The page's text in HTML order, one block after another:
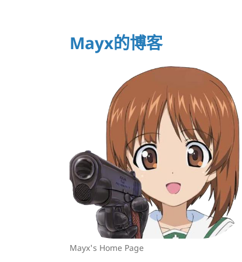
Mayx的博客
Mayx's Home Page